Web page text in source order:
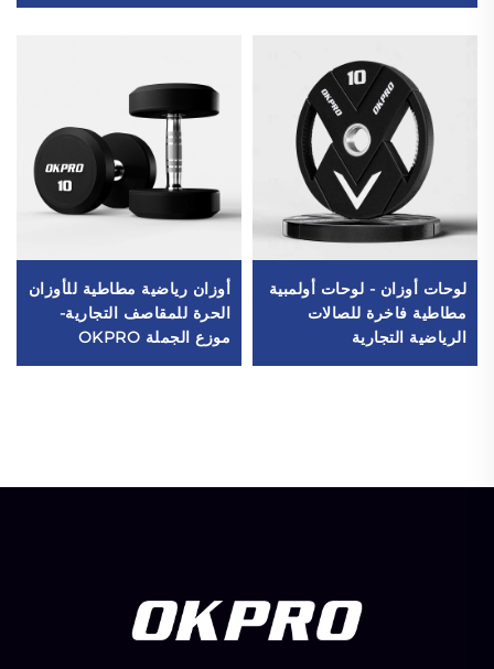
لوحات أوزان - لوحات أولمبية
مطاطية فاخرة للصالات
الرياضية التجارية
أوزان رياضية مطاطية للأوزان
الحرة للمقاصف التجارية-
موزع الجملة OKPRO